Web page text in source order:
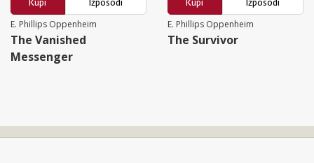
Kupi
Izposodi
E. Phillips Oppenheim
The Vanished
Messenger
Kupi
Izposodi
E. Phillips Oppenheim
The Survivor